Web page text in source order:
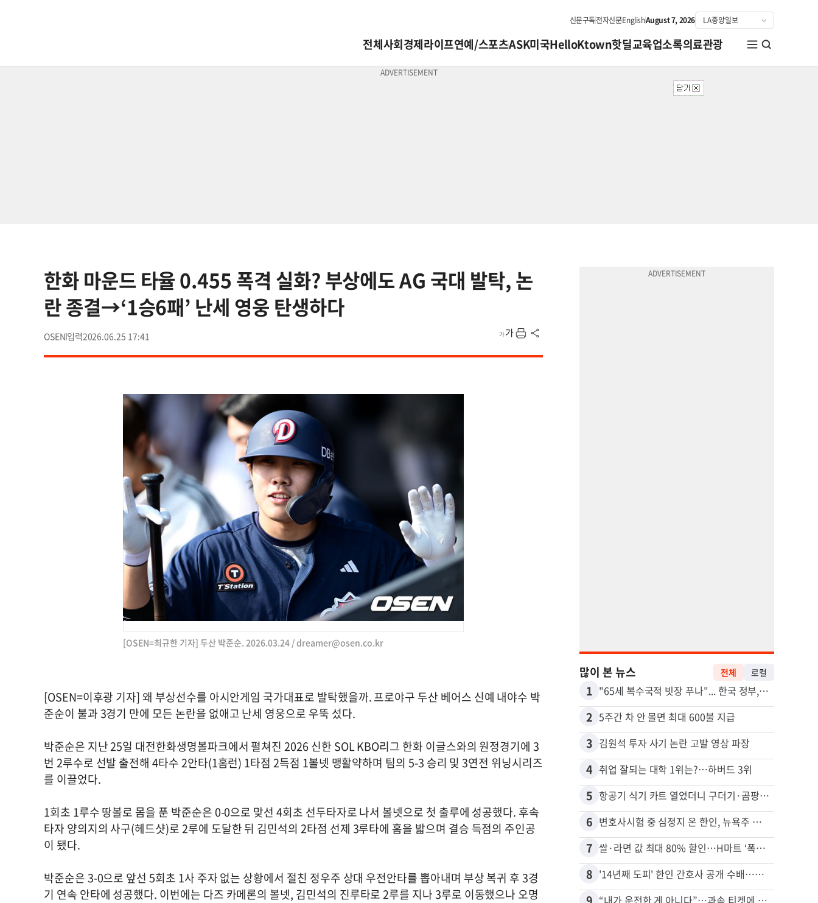
신문구독전자신문EnglishAugust 7, 2026
전체사회경제라이프연예/스포츠ASK미국HelloKtown핫딜교육업소록의료관광
한화 마운드 타율 0.455 폭격 실화? 부상에도 AG 국대 발탁, 논
란 종결→‘1승6패’ 난세 영웅 탄생하다
OSEN 2026.06.25 17:41
[OSEN=최규한 기자] 두산 박준순. 2026.03.24 /dreamer@osen.co.kr
[OSEN=이후광 기자] 왜 부상선수를 아시안게임 국가대표로 발탁했을까. 프로야구 두산 베어스 신예 내야수 박
준순이 불과 3경기 만에 모든 논란을 없애고 난세 영웅으로 우뚝 섰다.
박준순은 지난 25일 대전한화생명볼파크에서 펼쳐진 2026 신한 SOL KBO리그 한화 이글스와의 원정경기에 3
번 2루수로 선발 출전해 4타수 2안타(1홈런) 1타점 2득점 1볼넷 맹활약하며 팀의 5-3 승리 및 3연전 위닝시리즈
를 이끌었다.
1회초 1루수 땅볼로 몸을 푼 박준순은 0-0으로 맞선 4회초 선두타자로 나서 볼넷으로 첫 출루에 성공했다. 후속
타자 양의지의 사구(헤드샷)로 2루에 도달한 뒤 김민석의 2타점 선제 3루타에 홈을 밟으며 결승 득점의 주인공
이 됐다.
박준순은 3-0으로 앞선 5회초 1사 주자 없는 상황에서 절친 정우주 상대 우전안타를 뽑아내며 부상 복귀 후 3경
기 연속 안타에 성공했다. 이번에는 다즈 카메론의 볼넷, 김민석의 진루타로 2루를 지나 3루로 이동했으나 오명
많이 본 뉴스 전체 로컬
1 "65세 복수국적 빗장 푸나"... 한국 정부, 연령 완화 전면 추진
2 5주간 차 안 몰면 최대 600불 지급
3 김원석 투자 사기 논란 고발 영상 파장
4 취업 잘되는 대학 1위는?…하버드 3위
5 항공기 식기 카트 열었더니 구더기·곰팡이…LAX 기내식 업체 논란
6 변호사시험 중 심정지 온 한인, 뉴욕주 제소
7 쌀·라면 값 최대 80% 할인…H마트 ‘폭탄 세일’
8 '14년째 도피' 한인 간호사 공개 수배…메디케어 사기 유죄
“내가 운전한 게 아니다”…과속 티켓에 오토파일럿 탓한 운전자